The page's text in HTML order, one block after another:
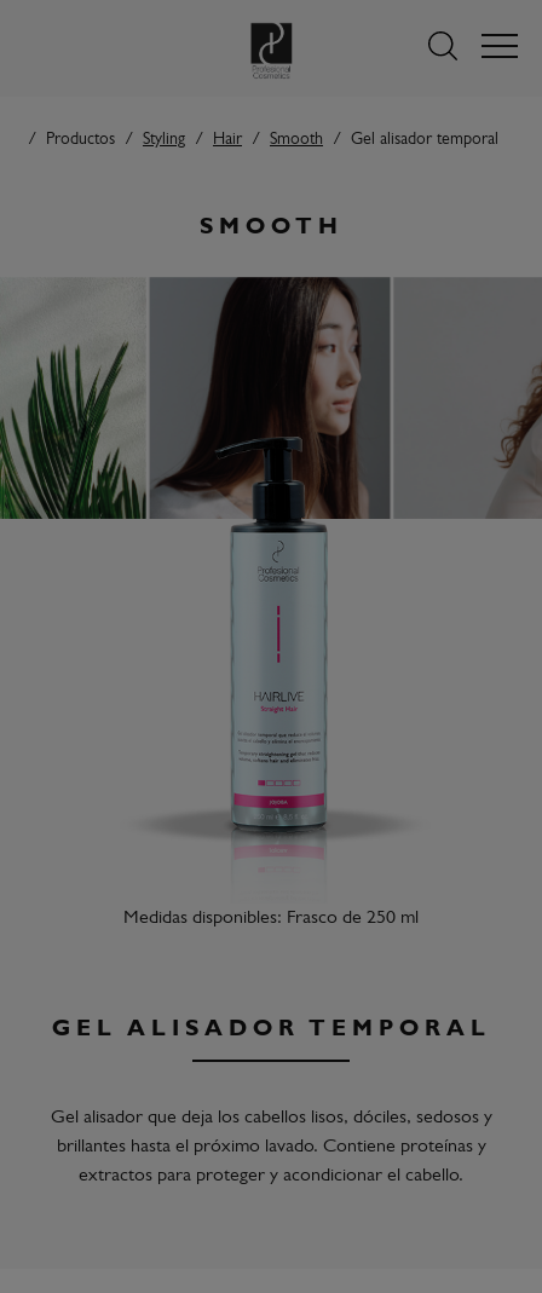
Productos Styling Hair Smooth Gel alisador temporal
SMOOTH
Medidas disponibles: Frasco de 250 ml
GEL ALISADOR TEMPORAL
Gel alisador que deja los cabellos lisos, dóciles, sedosos y
brillantes hasta el próximo lavado. Contiene proteínas y
extractos para proteger y acondicionar el cabello.